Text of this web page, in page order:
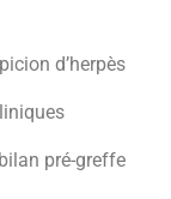
d’herpès
pré-greffe